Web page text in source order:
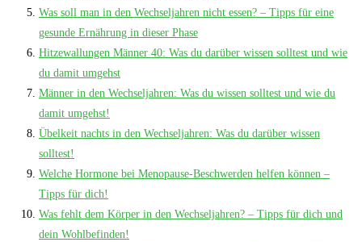
Was soll man in den Wechseljahren nicht essen? – Tipps für eine
gesunde Ernährung in dieser Phase
Hitzewallungen Männer 40: Was du darüber wissen solltest und wie
du damit umgehst
Männer in den Wechseljahren: Was du wissen solltest und wie du
damit umgehst!
Übelkeit nachts in den Wechseljahren: Was du darüber wissen
solltest!
Welche Hormone bei Menopause-Beschwerden helfen können –
Tipps für dich!
Was fehlt dem Körper in den Wechseljahren? – Tipps für dich und
dein Wohlbefinden!